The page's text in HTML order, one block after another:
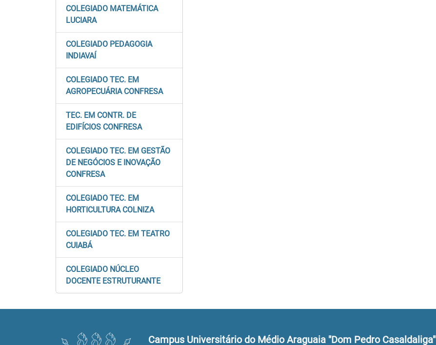
COLEGIADO MATEMÁTICA
LUCIARA
COLEGIADO PEDAGOGIA
INDIAVAÍ
COLEGIADO TEC. EM
AGROPECUÁRIA CONFRESA
TEC. EM CONTR. DE
EDIFÍCIOS CONFRESA
COLEGIADO TEC. EM GESTÃO
DE NEGÓCIOS E INOVAÇÃO
CONFRESA
COLEGIADO TEC. EM
HORTICULTURA COLNIZA
COLEGIADO TEC. EM TEATRO
CUIABÁ
COLEGIADO NÚCLEO
DOCENTE ESTRUTURANTE
Campus Universitário do Médio Araguaia "Dom Pedro Casaldaliga"